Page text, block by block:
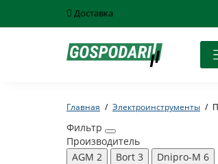
Доставка
Главная Электроинструменты
Фильтр
Производитель
AGM 2 Bort 3 Dnipro-M 6